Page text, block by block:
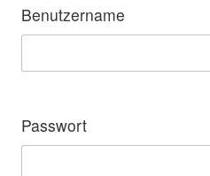
Benutzername
Passwort